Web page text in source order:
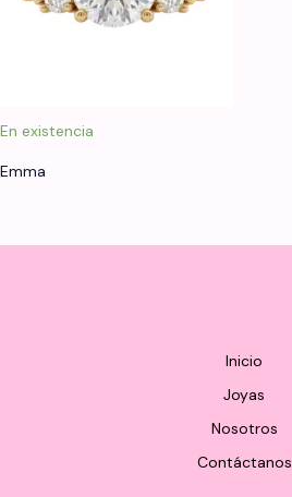
En existencia
Emma
Inicio
Joyas
Nosotros
Contáctanos